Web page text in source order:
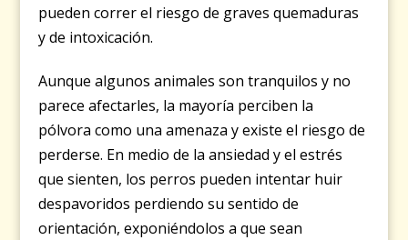
pueden correr el riesgo de graves quemaduras
y de intoxicación.
Aunque algunos animales son tranquilos y no
parece afectarles, la mayoría perciben la
pólvora como una amenaza y existe el riesgo de
perderse. En medio de la ansiedad y el estrés
que sienten, los perros pueden intentar huir
despavoridos perdiendo su sentido de
orientación, exponiéndolos a que sean